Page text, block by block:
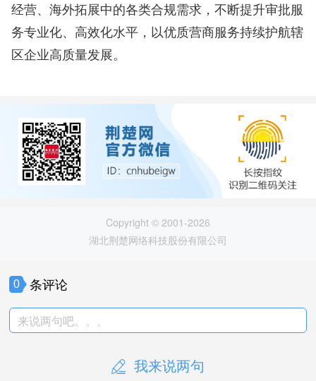
经营、海外拓展中的各类合规需求，不断提升审批服
务专业化、高效化水平，以优质营商服务持续护航辖
区企业高质量发展。
Copyright © 2001-2026
湖北荆楚网络科技股份有限公司
0 条评论
来说两句吧。。。
我来说两句